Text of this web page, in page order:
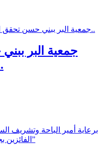
جمعية البر